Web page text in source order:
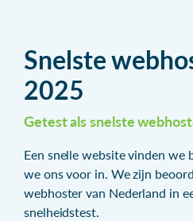
Snelste
2025
Getest als snelste
Een snelle website vinden we
we ons voor in. We zijn
webhoster van Nederland in
snelheidstest.